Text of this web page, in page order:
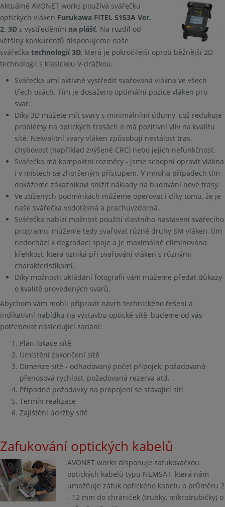
Aktuálně AVONET works používá svářečku
optických vláken Furukawa FITEL S153A Ver.
2, 3D s vystředěním na plášť. Na rozdíl od
většiny konkurentů disponujeme naše
svářečka technologií 3D, která je pokročilejší oproti běžnější 2D
technologii s klasickou V-drážkou.
Svářečka umí aktivně vystředit svařovaná vlákna ve všech
třech osách. Tím je dosaženo optimální pozice vláken pro
svar.
Díky 3D můžete mít svary s minimálními útlumy, což redukuje
problémy na optických trasách a má pozitivní vliv na kvalitu
sítě. Nekvalitní svary vláken způsobují nestálost tras,
chybovost (například zvýšené CRC) nebo jejich nefunkčnost.
Svářečka má kompaktní rozměry - jsme schopni opravit vlákna
i v místech se zhoršeným přístupem. V mnoha případech tím
dokážeme zákazníkovi snížit náklady na budování nové trasy.
Ve ztížených podmínkách můžeme operovat i díky tomu, že je
naše svářečka vodotěsná a prachuvzdorná.
Svářečka nabízí možnost použití vlastního nastavení svářecího
programu, můžeme tedy svařovat různé druhy SM vláken, tím
nedochází k degradaci spoje a je maximálně eliminována
křehkost, která vzniká při svařování vláken s různými
charakteristikami.
Díky možnosti ukládání fotografií vám můžeme předat důkazy
o kvalitě provedených svarů.
Abychom vám mohli připravit návrh technického řešení a
indikativní nabídku na výstavbu optické sítě, budeme od vás
potřebovat následující zadání:
Plán lokace sítě
Umístění zakončení sítě
Dimenze sítě - odhadovaný počet přípojek, požadovaná
přenosová rychlost, požadovaná rezerva atd.
Případné požadavky na propojení se stávající sítí
Termín realizace
Zajištění údržby sítě
Zafukování optických kabelů
AVONET works disponuje zafukovačkou
optických kabelů typu NEMSAT, která nám
umožňuje záfuk optického kabelu o průměru 2
- 12 mm do chrániček (trubky, mikrotrubičky) o